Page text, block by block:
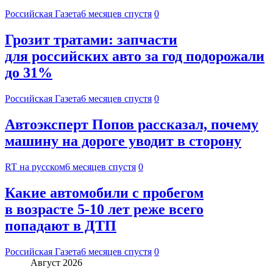
Российская Газета6 месяцев спустя 0
Грозит тратами: запчасти
для российских авто за год подорожали
до 31%
Российская Газета6 месяцев спустя 0
Автоэксперт Попов рассказал, почему
машину на дороге уводит в сторону
RT на русском6 месяцев спустя 0
Какие автомобили с пробегом
в возрасте 5-10 лет реже всего
попадают в ДТП
Российская Газета6 месяцев спустя 0
Август 2026